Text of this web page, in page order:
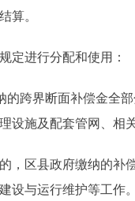
算。
定进行分配和使用：
界断面补偿金全部
设施及配套管网、相
区县政府缴纳的补偿
设与运行维护等工作